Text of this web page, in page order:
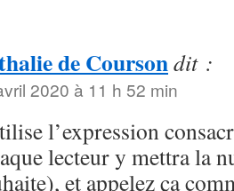
de Coursondit :
2020 à 11 h 52 min
l’expression
lecteur y mettra la
et appelez ça